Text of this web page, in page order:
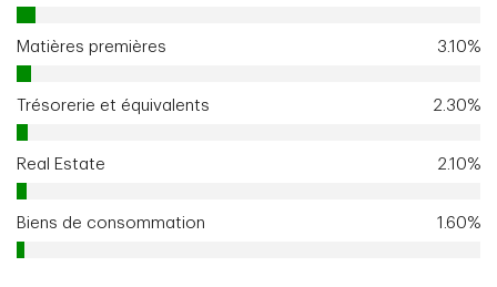
Matières premières 3.10%
Trésorerie et équivalents 2.30%
Real Estate 2.10%
Biens de consommation 1.60%